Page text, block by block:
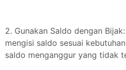
2. Gunakan Saldo dengan
mengisi saldo sesuai
saldo menganggur yang tidak